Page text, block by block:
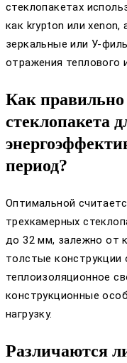
стеклопакетах
как krypton или
зеркальные или У-
отражения теплового
Как
стеклопакета
период?
Оптимальной
трехкамерных
до 32 мм, залежно от
толстые конструкции
теплоизоляционное
конструкционные
нагрузку.
Различаются